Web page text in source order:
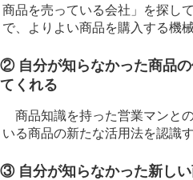
商品を売っている会社」を探し
で、よりよい商品を購入する機
② 自分が知らなかった商品
てくれる
商品知識を持った営業マンと
いる商品の新たな活用法を認識す
③ 自分が知らなかった新し